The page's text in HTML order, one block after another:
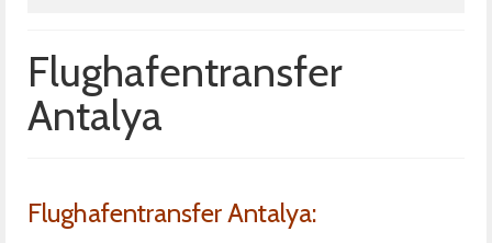
Haufige fragen
Reservierung
Port Aida Akdeniz
Flughafentransfer
Antalya
Flughafentransfer Antalya: